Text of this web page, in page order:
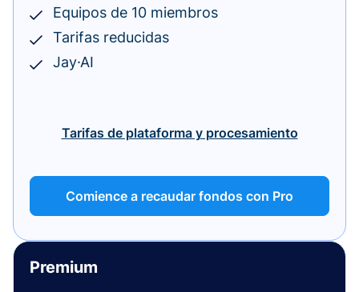
Equipos de 10 miembros
Tarifas reducidas
Jay·AI
Tarifas de plataforma y procesamiento
Comience a recaudar fondos con Pro
Premium